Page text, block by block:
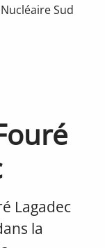
Sud
Lagadec
la